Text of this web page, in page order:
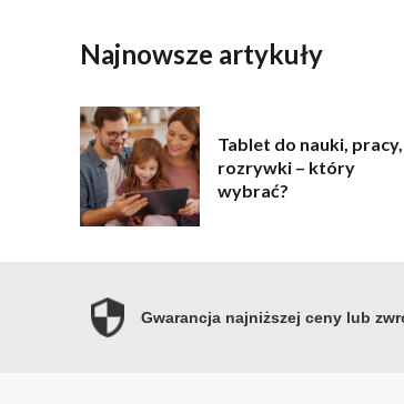
Najnowsze artykuły
Tablet do nauki, pracy,
rozrywki – który
wybrać?
Gwarancja najniższej ceny lub